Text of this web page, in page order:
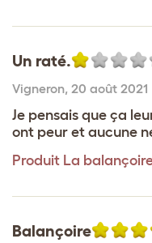
Un raté.
Vigneron, 20 août 2021
Je pensais que ça
ont peur et aucune
Produit La
Balançoire